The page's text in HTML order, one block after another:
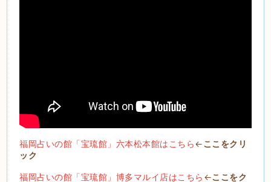
福岡占いの館「宝琉館」六本松本館はこちら←ここをクリ
ック
福岡占いの館「宝琉館」博多マルイ店はこちら ←ここをク